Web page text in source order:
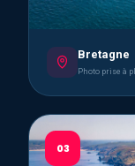
Bretagne
Photo prise à
03